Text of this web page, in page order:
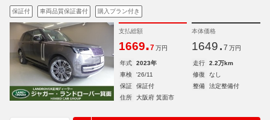
保証付 車両品質保証書付 購入プラン付き
支払総額
1669.7 万円
本体価格
1649. 7 万円
年式 2023年 走行
2.2万km
車検
'26/11 修復
なし
保証
保証付 整備
法定整備付
住所
大阪府 箕面市